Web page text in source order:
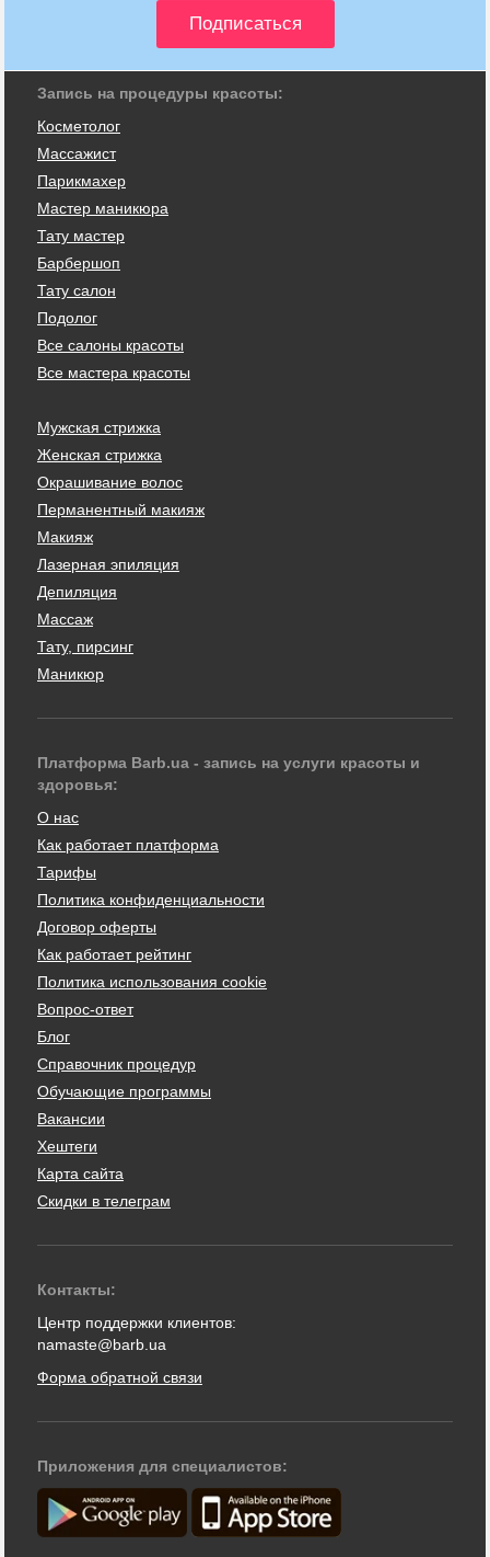
Запись на процедуры красоты:
Косметолог
Массажист
Парикмахер
Мастер маникюра
Тату мастер
Барбершоп
Тату салон
Подолог
Все салоны красоты
Все мастера красоты
Мужская стрижка
Женская стрижка
Окрашивание волос
Перманентный макияж
Макияж
Лазерная эпиляция
Депиляция
Массаж
Тату, пирсинг
Маникюр
Платформа Barb.ua - запись на услуги красоты и
здоровья:
О нас
Как работает платформа
Тарифы
Политика конфиденциальности
Договор оферты
Как работает рейтинг
Политика использования cookie
Вопрос-ответ
Блог
Справочник процедур
Обучающие программы
Вакансии
Хештеги
Карта сайта
Скидки в телеграм
Контакты:
Центр поддержки клиентов:
namaste@barb.ua
Форма обратной связи
Приложения для специалистов: